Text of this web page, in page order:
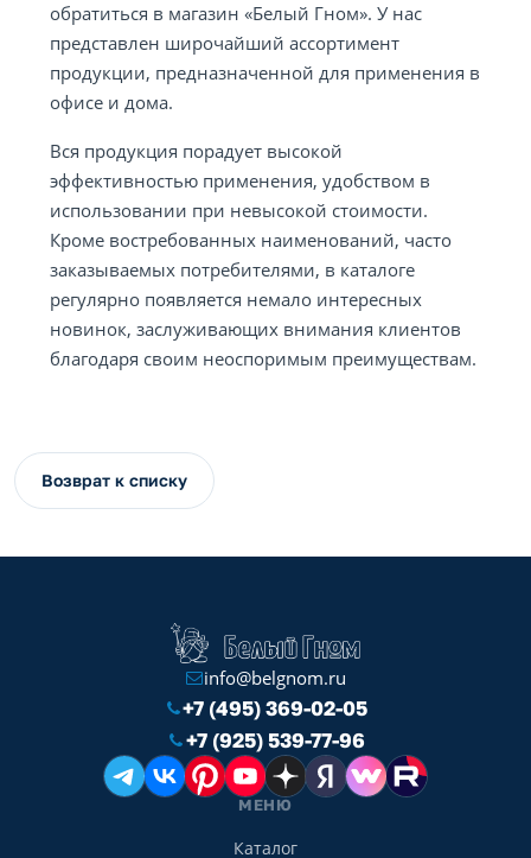
обратиться в магазин «Белый Гном». У нас
представлен широчайший ассортимент
продукции, предназначенной для применения в
офисе и дома.
Вся продукция порадует высокой
эффективностью применения, удобством в
использовании при невысокой стоимости.
Кроме востребованных наименований, часто
заказываемых потребителями, в каталоге
регулярно появляется немало интересных
новинок, заслуживающих внимания клиентов
благодаря своим неоспоримым преимуществам.
Возврат к списку
info@belgnom.ru
+7 (495) 369-02-05
+7 (925) 539-77-96
МЕНЮ
Каталог